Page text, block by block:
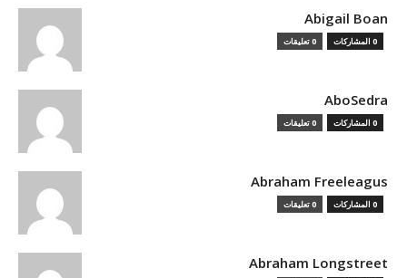
Abigail Boan
0 المشاركات 0 تعليقات
AboSedra
0 المشاركات 0 تعليقات
Abraham Freeleagus
0 المشاركات 0 تعليقات
Abraham Longstreet